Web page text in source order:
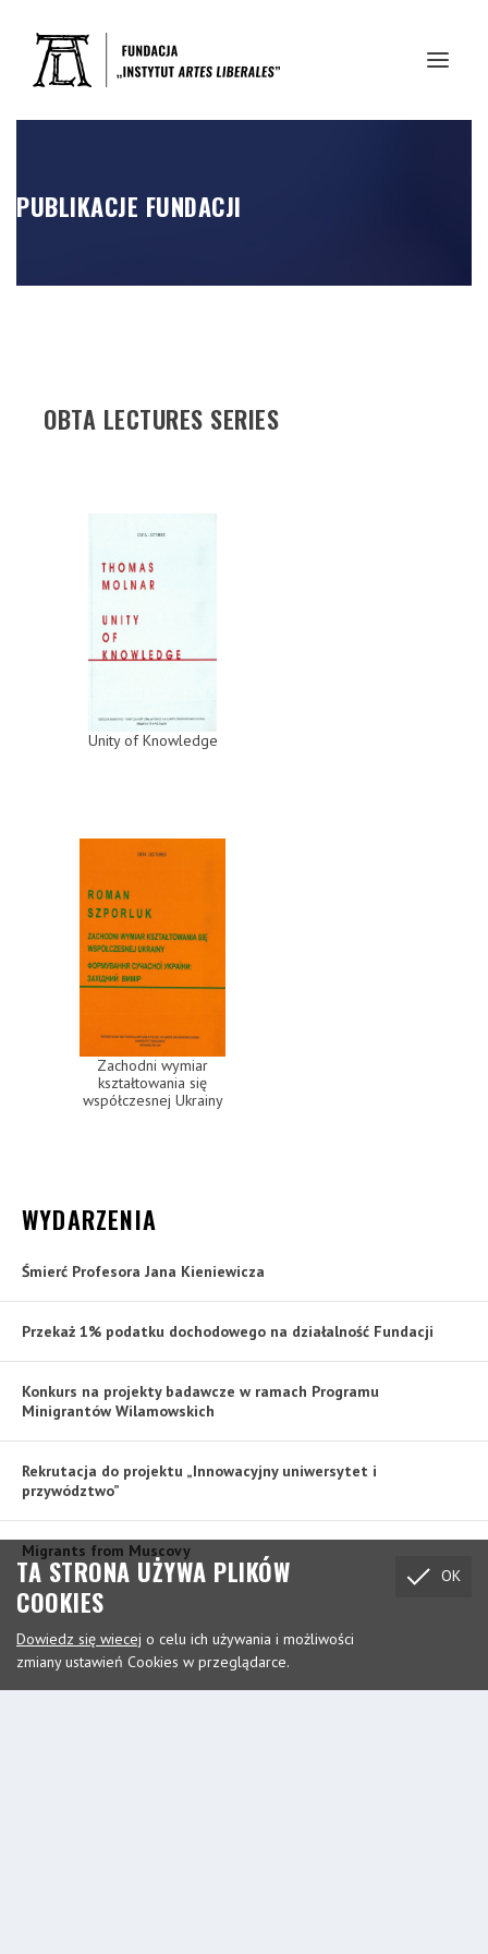
PUBLIKACJE FUNDACJI
OBTA LECTURES SERIES
Unity of Knowledge
Zachodni wymiar
kształtowania się
współczesnej Ukrainy
WYDARZENIA
Śmierć Profesora Jana Kieniewicza
Przekaż 1% podatku dochodowego na działalność Fundacji
Konkurs na projekty badawcze w ramach Programu
Minigrantów Wilamowskich
Rekrutacja do projektu „Innowacyjny uniwersytet i
przywództwo”
Migrants from Muscovy
OK
TA STRONA UŻYWA PLIKÓW
COOKIES
Dowiedz się wiecej o celu ich używania i możliwości
zmiany ustawień Cookies w przeglądarce.